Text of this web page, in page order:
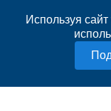
Используя
Нашли ошибку?
Политика